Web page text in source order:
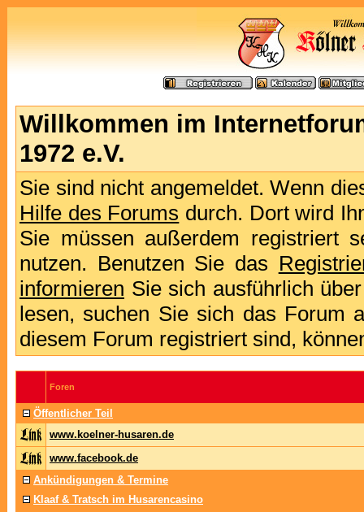
Willkommen im
1972 e.V.
Sie sind nicht angemeldet. Wenn
Hilfe des Forums durch. Dort wird
Sie müssen außerdem registriert
nutzen. Benutzen Sie das
informieren Sie sich ausführlich
lesen, suchen Sie sich das Forum
diesem Forum registriert sind,
Foren
Öffentlicher Teil
www.koelner-husaren.de
www.facebook.de
Ankündigungen & Termine
Klaaf & Tratsch im Husarencasino